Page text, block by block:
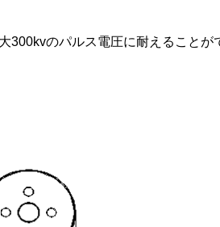
300kvのパルス電圧に耐えること